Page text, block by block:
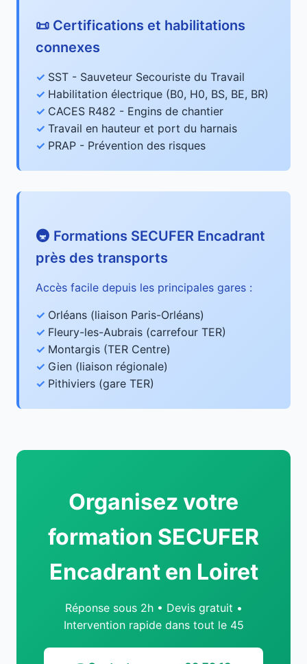
📜 Certifications et habilitations
connexes
SST - Sauveteur Secouriste du Travail
Habilitation électrique (B0, H0, BS, BE, BR)
CACES R482 - Engins de chantier
Travail en hauteur et port du harnais
PRAP - Prévention des risques
🚇 Formations SECUFER Encadrant
près des transports
Accès facile depuis les principales gares :
Orléans (liaison Paris-Orléans)
Fleury-les-Aubrais (carrefour TER)
Montargis (TER Centre)
Gien (liaison régionale)
Pithiviers (gare TER)
Organisez votre
formation SECUFER
Encadrant en Loiret
Réponse sous 2h • Devis gratuit •
Intervention rapide dans tout le 45